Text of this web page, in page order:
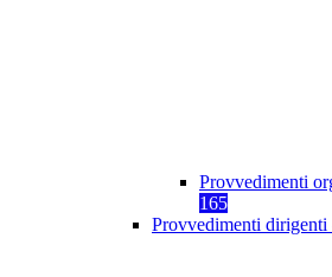
Provvedimenti
165
Provvedimenti